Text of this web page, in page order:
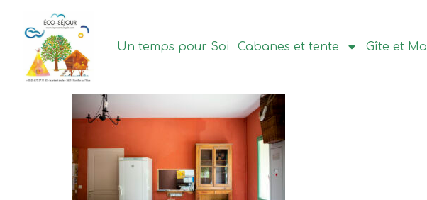
principal
Un temps pour Soi Cabanes et tente Gîte et